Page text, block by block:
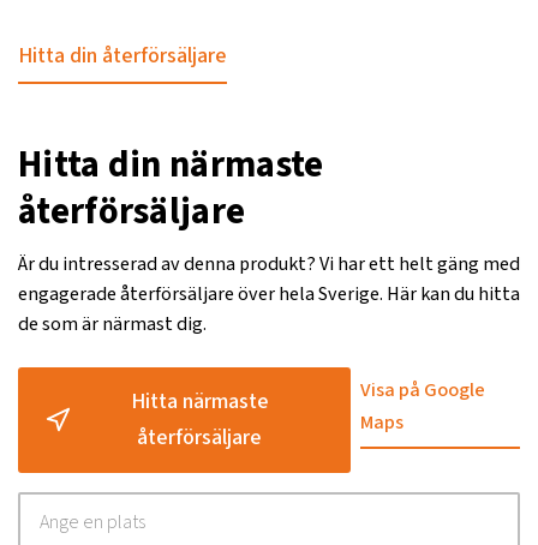
Hitta din återförsäljare
Hitta din närmaste
återförsäljare
Är du intresserad av denna produkt? Vi har ett helt gäng med
engagerade återförsäljare över hela Sverige. Här kan du hitta
de som är närmast dig.
Hitta närmaste
återförsäljare
Visa på Google
Maps